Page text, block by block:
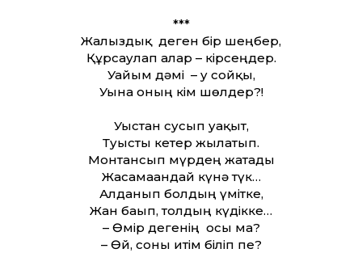
***
Жалғыздық деген бір шеңбер,
Құрсаулап алар – кірсеңдер.
Уайым дәмі – у сойқы,
Уына оның кім шөлдер?!
Уыстан сусып уақыт,
Туысты кетер жылатып.
Монтансып мүрдең жатады
Жасамағандай күнә түк…
Алданып болдың үмітке,
Жан бағып, толдың күдікке…
– Өмір дегенің осы ма?
– Өй, соны итім біліп пе?